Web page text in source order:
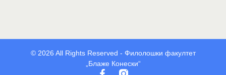
© 2026 All Rights Reserved - Филолошки факултет
„Блаже Конески“